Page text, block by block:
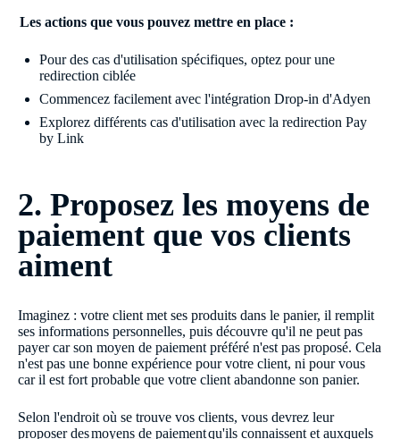
Les actions que vous pouvez mettre en place :
Pour des cas d'utilisation spécifiques, optez pour une
redirection ciblée
Commencez facilement avec l'intégration Drop-in d'Adyen
Explorez différents cas d'utilisation avec la redirection Pay
by Link
2. Proposez les moyens de
paiement que vos clients
aiment
Imaginez : votre client met ses produits dans le panier, il remplit
ses informations personnelles, puis découvre qu'il ne peut pas
payer car son moyen de paiement préféré n'est pas proposé. Cela
n'est pas une bonne expérience pour votre client, ni pour vous
car il est fort probable que votre client abandonne son panier.
Selon l'endroit où se trouve vos clients, vous devrez leur
proposer desmoyens de paiementqu'ils connaissent et auxquels